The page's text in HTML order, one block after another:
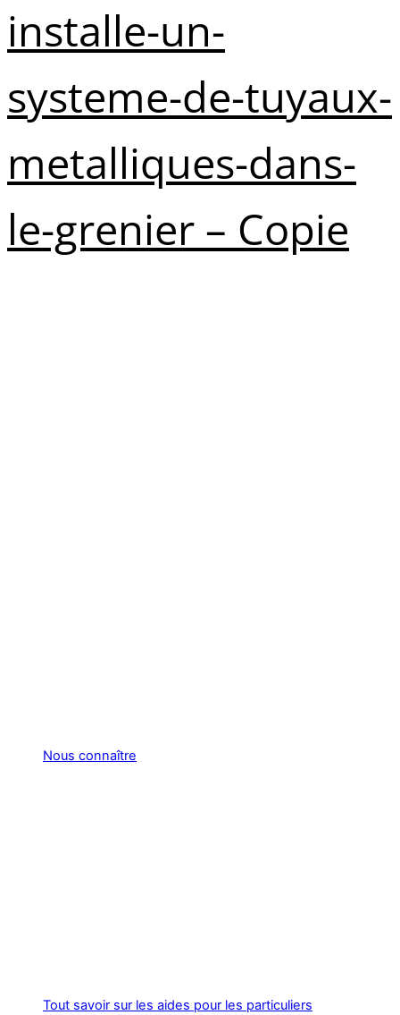
installe-un-
systeme-de-tuyaux-
metalliques-dans-
le-grenier – Copie
Nous connaître
Tout savoir sur les aides pour les particuliers